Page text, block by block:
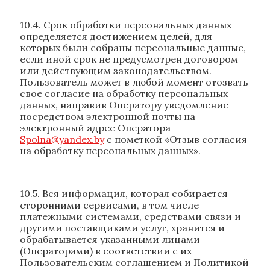
10.4. Срок обработки персональных данных
определяется достижением целей, для
которых были собраны персональные данные,
если иной срок не предусмотрен договором
или действующим законодательством.
Пользователь может в любой момент отозвать
свое согласие на обработку персональных
данных, направив Оператору уведомление
посредством электронной почты на
электронный адрес Оператора
Spolna@yandex.byс пометкой «Отзыв согласия
на обработку персональных данных».
10.5. Вся информация, которая собирается
сторонними сервисами, в том числе
платежными системами, средствами связи и
другими поставщиками услуг, хранится и
обрабатывается указанными лицами
(Операторами) в соответствии с их
Пользовательским соглашением и Политикой